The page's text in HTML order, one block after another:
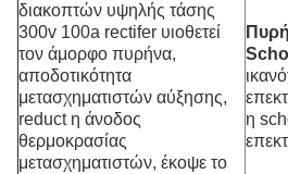
διακοπτών υψηλής τάσης
300v 100a rectifer υιοθετεί
τον άμορφο πυρήνα,
αποδοτικότητα
μετασχηματιστών αύξησης,
reduct η άνοδος
θερμοκρασίας
μετασχηματιστών, έκοψε το
η